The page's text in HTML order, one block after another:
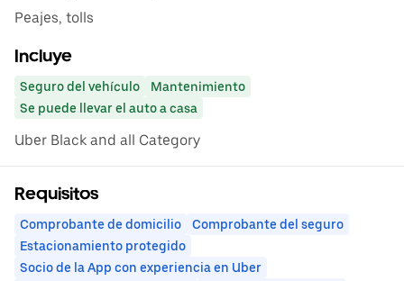
Peajes, tolls
Incluye
Seguro del vehículo
Mantenimiento
Se puede llevar el auto a casa
Uber Black and all Category
Requisitos
Comprobante de domicilio
Comprobante del seguro
Estacionamiento protegido
Socio de la App con experiencia en Uber